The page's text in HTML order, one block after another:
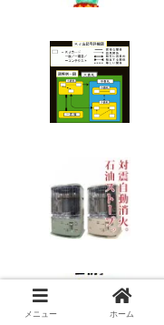
メニュー ホーム